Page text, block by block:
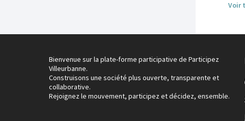
Voir
Bienvenue sur la plate-forme participative de Participez
Villeurbanne.
Construisons une société plus ouverte, transparente et
collaborative.
Rejoignez le mouvement, participez et décidez, ensemble.